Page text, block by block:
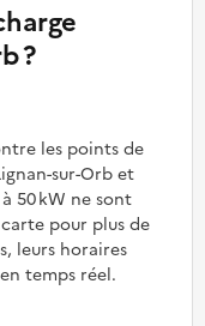
?
les points de
sur-Orb et
50 kW ne sont
pour plus de
leurs horaires
temps réel.